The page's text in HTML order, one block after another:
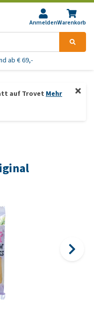
AnmeldenWarenkorb
ab € 69,-
auf Trovet Mehr